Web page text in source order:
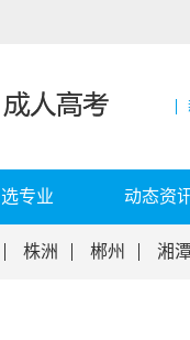
选专业 动态资
株洲 郴州 湘